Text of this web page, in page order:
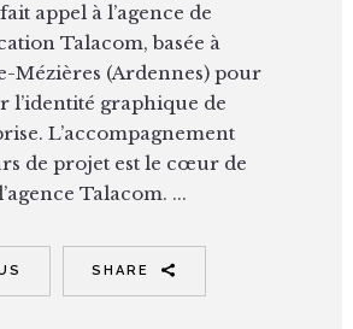
appel à l’agence de
Talacom, basée à
Mézières (Ardennes) pour
l’identité graphique de
L’accompagnement
de projet est le cœur de
Talacom. ...
SHARE